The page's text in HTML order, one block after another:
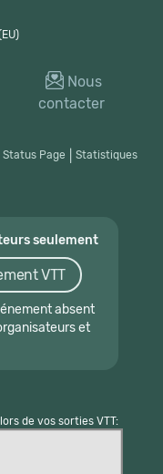
Nous
contacter
Status Page Statistiques
seulement
VTT
absent
et
de vos sorties VTT: